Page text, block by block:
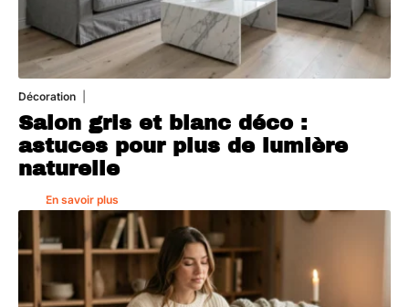
Décoration
Salon gris et blanc déco :
astuces pour plus de lumière
naturelle
En savoir plus